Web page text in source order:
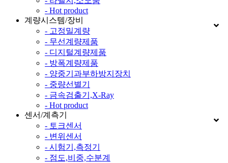
- Hot product
계량시스템/장비
- 고정밀계량
- 무선계량제품
- 디지털계량제품
- 방폭계량제품
- 양중기과부하방지장치
- 중량선별기
- 금속검출기,X-Ray
- Hot product
센서/계측기
- 토크센서
- 변위센서
- 시험기,측정기
- 점도,비중,수분계